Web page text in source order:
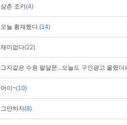
삼촌 조카(4)
오늘 횡재했다.(14)
재미없다(22)
그지같은 수원 팔달문...오늘도 구인광고 올렸더
어이~(10)
그만하자(8)